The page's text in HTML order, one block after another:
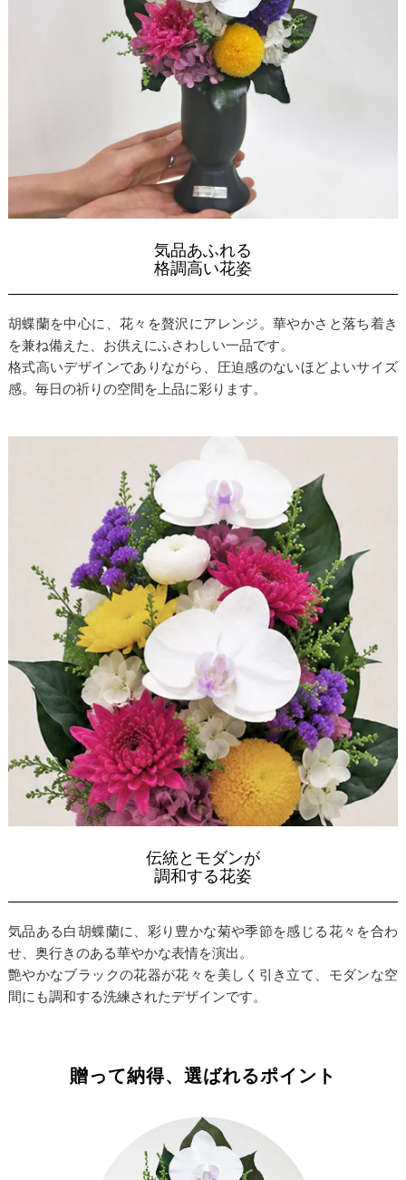
気品あふれる
格調高い花姿
胡蝶蘭を中心に、花々を贅沢にアレンジ。華やかさと落ち着き
を兼ね備えた、お供えにふさわしい一品です。
格式高いデザインでありながら、圧迫感のないほどよいサイズ
感。毎日の祈りの空間を上品に彩ります。
伝統とモダンが
調和する花姿
気品ある白胡蝶蘭に、彩り豊かな菊や季節を感じる花々を合わ
せ、奥行きのある華やかな表情を演出。
艶やかなブラックの花器が花々を美しく引き立て、モダンな空
間にも調和する洗練されたデザインです。
贈って納得、選ばれるポイント